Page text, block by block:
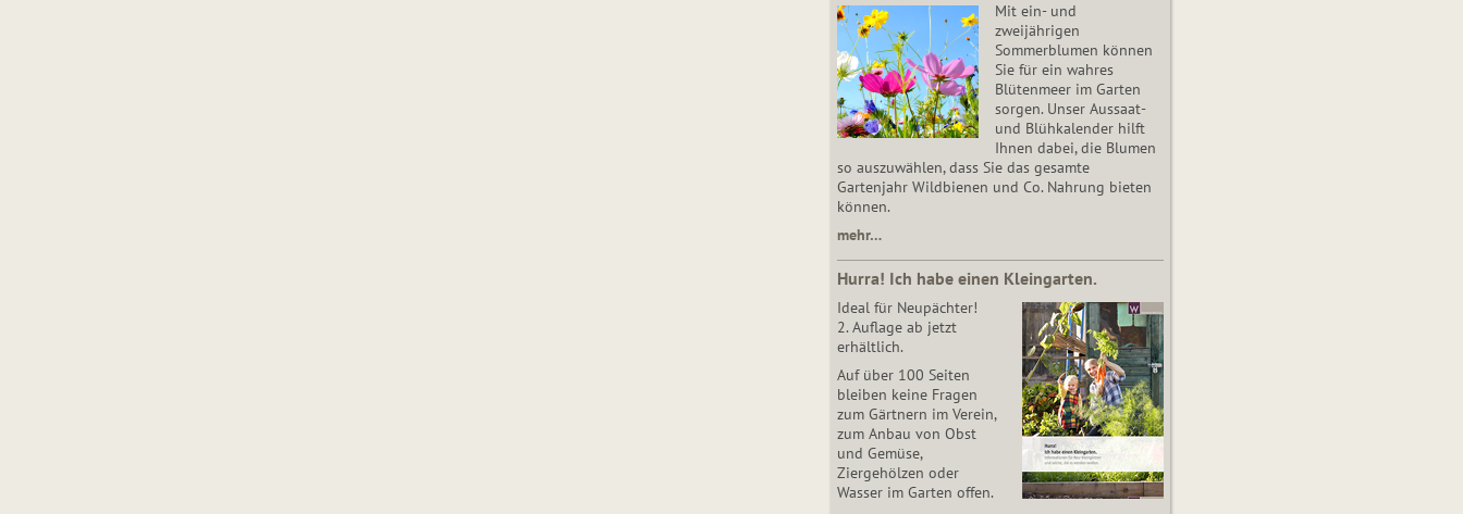
Mit ein- und
zweijährigen
Sommerblumen können
Sie für ein wahres
Blütenmeer im Garten
sorgen. Unser Aussaat-
und Blühkalender hilft
Ihnen dabei, die Blumen
so auszuwählen, dass Sie das gesamte
Gartenjahr Wildbienen und Co. Nahrung bieten
können.
mehr…
Hurra! Ich habe einen Kleingarten.
Ideal für Neupächter!
2. Auflage ab jetzt
erhältlich.
Auf über 100 Seiten
bleiben keine Fragen
zum Gärtnern im Verein,
zum Anbau von Obst
und Gemüse,
Ziergehölzen oder
Wasser im Garten offen.